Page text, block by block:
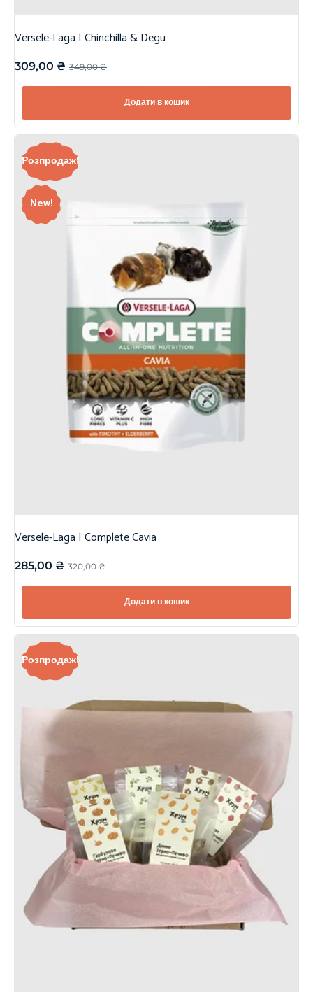
Versele-Laga | Chinchilla & Degu
349,00₴
309,00 ₴
Додати в кошик
New!
Розпродаж!
Versele-Laga | Complete Cavia
320,00₴
285,00 ₴
Додати в кошик
Розпродаж!